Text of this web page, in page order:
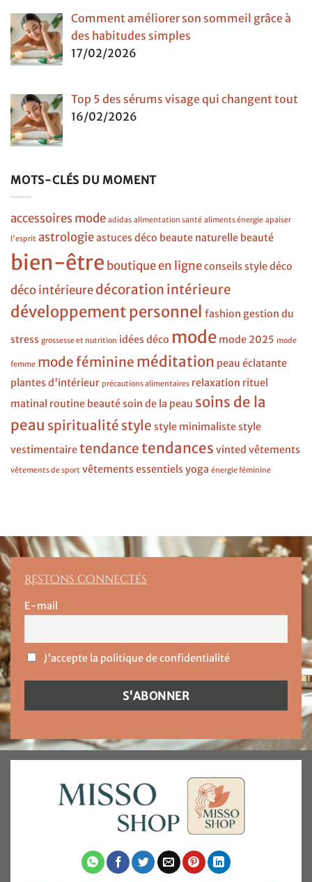
Comment améliorer son sommeil grâce à
des habitudes simples
17/02/2026
Top 5 des sérums visage qui changent tout
16/02/2026
MOTS-CLÉS DU MOMENT
accessoires mode adidas alimentation santé aliments énergie apaiser
l'esprit astrologieastuces déco beaute naturelle beauté
bien-être boutique en ligneconseils styledéco
déco intérieuredécoration intérieure
développement personnel fashion gestion du
stress grossesse et nutrition idées déco mode mode 2025 mode
femme mode féminine méditation peau éclatante
plantes d'intérieur précautions alimentaires relaxation rituel
matinal routine beautésoin de la peau soins de la
peau spiritualité style style minimalistestyle
vestimentairetendancetendances vinted vêtements
vêtements de sport vêtements essentielsyoga énergie féminine
Restons connectés
E-mail
J'accepte la politique de confidentialité